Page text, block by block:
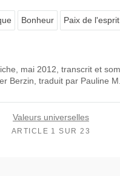
Bonheur Paix de l'esprit
mai 2012, transcrit et
Berzin, traduit par Pauline
Valeurs universelles
ARTICLE 1 SUR 23